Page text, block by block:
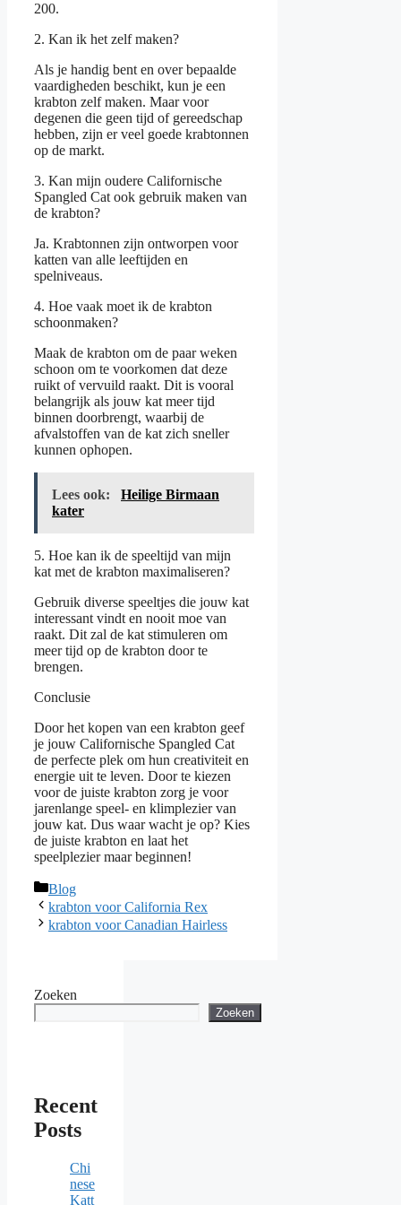
200.
2. Kan ik het zelf maken?
Als je handig bent en over bepaalde
vaardigheden beschikt, kun je een
krabton zelf maken. Maar voor
degenen die geen tijd of gereedschap
hebben, zijn er veel goede krabtonnen
op de markt.
3. Kan mijn oudere Californische
Spangled Cat ook gebruik maken van
de krabton?
Ja. Krabtonnen zijn ontworpen voor
katten van alle leeftijden en
spelniveaus.
4. Hoe vaak moet ik de krabton
schoonmaken?
Maak de krabton om de paar weken
schoon om te voorkomen dat deze
ruikt of vervuild raakt. Dit is vooral
belangrijk als jouw kat meer tijd
binnen doorbrengt, waarbij de
afvalstoffen van de kat zich sneller
kunnen ophopen.
Lees ook:
Heilige Birmaan
kater
5. Hoe kan ik de speeltijd van mijn
kat met de krabton maximaliseren?
Gebruik diverse speeltjes die jouw kat
interessant vindt en nooit moe van
raakt. Dit zal de kat stimuleren om
meer tijd op de krabton door te
brengen.
Conclusie
Door het kopen van een krabton geef
je jouw Californische Spangled Cat
de perfecte plek om hun creativiteit en
energie uit te leven. Door te kiezen
voor de juiste krabton zorg je voor
jarenlange speel- en klimplezier van
jouw kat. Dus waar wacht je op? Kies
de juiste krabton en laat het
speelplezier maar beginnen!
Categories
Blog
krabton voor California Rex
krabton voor Canadian Hairless
Zoeken
Zoeken
Recent
Posts
Chi
nese
Katt